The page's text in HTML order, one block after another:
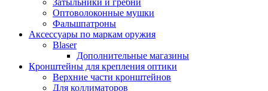
Затыльники и гребни
Оптоволоконные мушки
Фальшпатроны
Аксессуары по маркам оружия
Blaser
Дополнительные магазины
Кронштейны для крепления оптики
Верхние части кронштейнов
Для коллиматоров